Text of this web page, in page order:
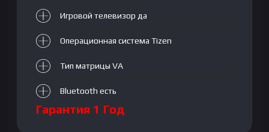
Игровой телевизор да
Операционная система Tizen
Тип матрицы VA
Bluetooth есть
Гарантия 1 Год